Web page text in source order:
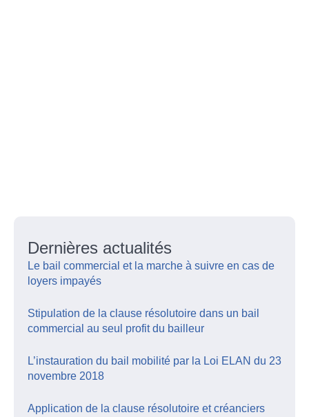
Dernières actualités
Le bail commercial et la marche à suivre en cas de
loyers impayés
Stipulation de la clause résolutoire dans un bail
commercial au seul profit du bailleur
L’instauration du bail mobilité par la Loi ELAN du 23
novembre 2018
Application de la clause résolutoire et créanciers